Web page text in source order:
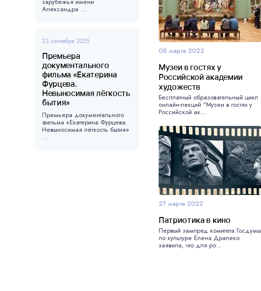
Александра ...
23 сентября 2025
Премьера
документального
фильма «Екатерина
Фурцева.
Невыносимая лёгкость
бытия»
Премьера документального
фильма «Екатерина Фурцева.
Невыносимая лёгкость бытия»
...
08 марта 2022
Музеи в гостях у
Российской академии
художеств
Бесплатный образовательный цикл
онлайн-лекций "Музеи в гостях у
Российской ак...
27 марта 2022
Патриотика в кино
Первый зампред комитета Госдумы
по культуре Елена Драпеко
заявила, что для ро...